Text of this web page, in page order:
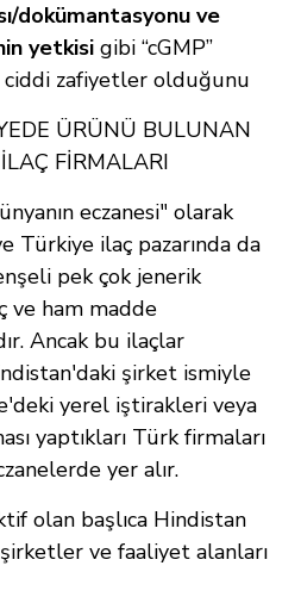
dokümantasyonu ve
yetkisi gibi “cGMP”
ciddi zafiyetler olduğunu
ÜRÜNÜ BULUNAN
FİRMALARI
eczanesi" olarak
Türkiye ilaç pazarında da
pek çok jenerik
ve ham madde
Ancak bu ilaçlar
şirket ismiyle
yerel iştirakleri veya
yaptıkları Türk firmaları
yer alır.
olan başlıca Hindistan
ve faaliyet alanları